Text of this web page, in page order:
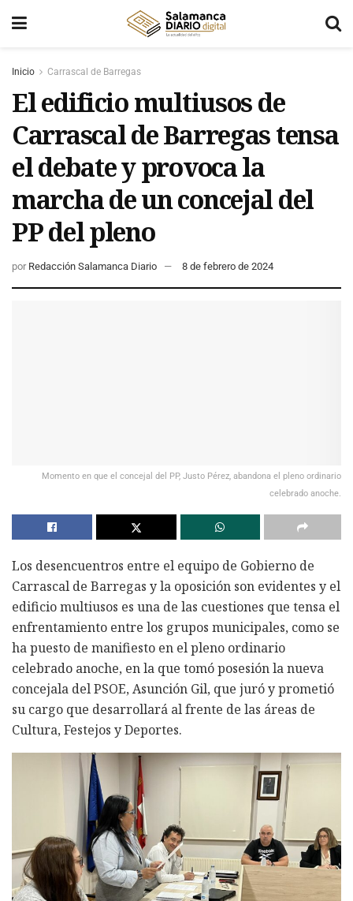
Inicio Carrascal de Barregas
El edificio multiusos de
Carrascal de Barregas tensa
el debate y provoca la
marcha de un concejal del
PP del pleno
por Redacción Salamanca Diario 8 de febrero de 2024
Momento en que el concejal del PP, Justo Pérez, abandona el pleno ordinario
celebrado anoche.
Los desencuentros entre el equipo de Gobierno de
Carrascal de Barregas y la oposición son evidentes y el
edificio multiusos es una de las cuestiones que tensa el
enfrentamiento entre los grupos municipales, como se
ha puesto de manifiesto en el pleno ordinario
celebrado anoche, en la que tomó posesión la nueva
concejala del PSOE, Asunción Gil, que juró y prometió
su cargo que desarrollará al frente de las áreas de
Cultura, Festejos y Deportes.